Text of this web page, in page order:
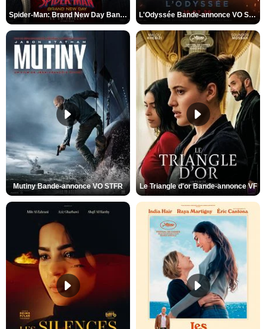
Spider-Man: Brand New Day Bande-annonce VO STFR L'Odyssée Bande-annonce VO STFR
Mutiny Bande-annonce VO STFR Le Triangle d'or Bande-annonce VF